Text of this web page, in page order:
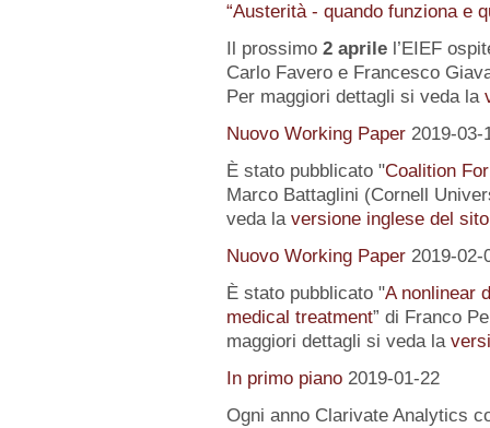
“Austerità - quando funziona e
Il prossimo 2 aprilel’EIEF
Carlo Favero e Francesco
Per maggiori dettagli si veda la
Nuovo Working Paper 2019-03-
È stato pubblicato "Coalition
Marco Battaglini (Cornell
veda la versione inglese del sito
Nuovo Working Paper 2019-02-
È stato pubblicato "A nonlinear
medical treatment” di Franco
maggiori dettagli si veda la
In primo piano 2019-01-22
Ogni anno Clarivate Analytics